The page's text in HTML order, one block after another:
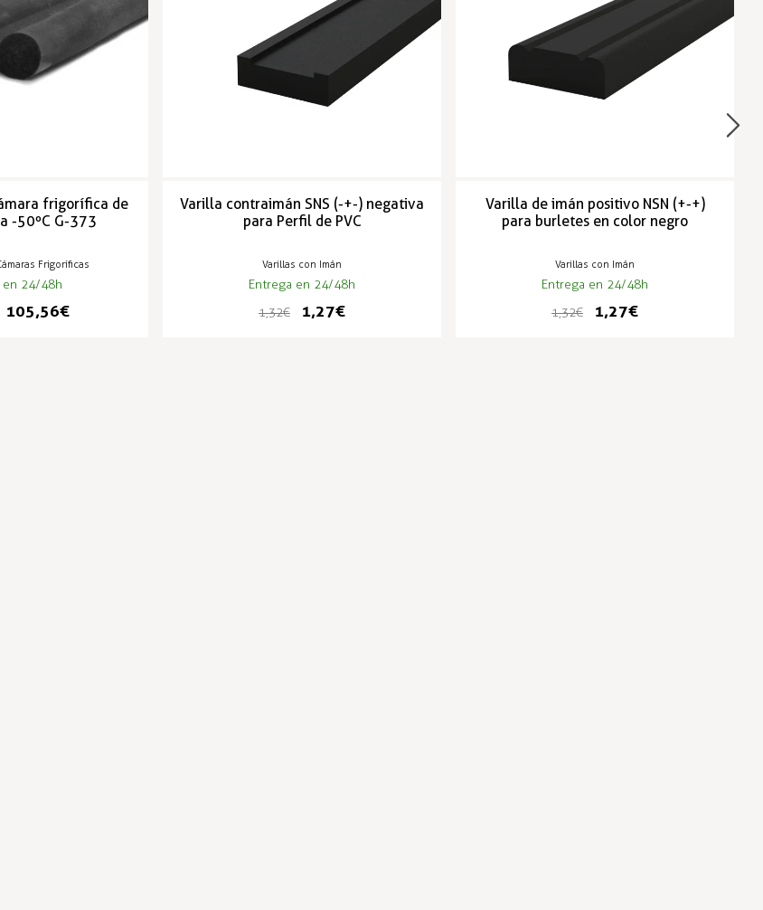
frigorífica de
-50ºC G-373
Frigoríficas
en 24/48h
105,56 €
Varilla contraimán SNS (-+-) negativa
para Perfil de PVC
Varillas con Imán
Entrega en 24/48h
1,32 €
1,27 €
Varilla de imán positivo NSN (+-+)
para burletes en color negro
Varillas con Imán
Entrega en 24/48h
1,32 €
1,27 €